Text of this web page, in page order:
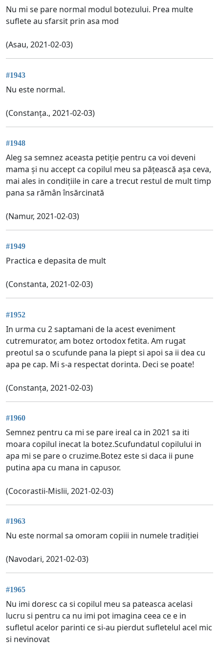
Nu mi se pare normal modul botezului. Prea multe
suflete au sfarsit prin asa mod
(Asau, 2021-02-03)
#1943
Nu este normal.
(Constanța., 2021-02-03)
#1948
Aleg sa semnez aceasta petiție pentru ca voi deveni
mama și nu accept ca copilul meu sa pățească așa ceva,
mai ales in condițiile in care a trecut restul de mult timp
pana sa rămân însărcinată
(Namur, 2021-02-03)
#1949
Practica e depasita de mult
(Constanta, 2021-02-03)
#1952
In urma cu 2 saptamani de la acest eveniment
cutremurator, am botez ortodox fetita. Am rugat
preotul sa o scufunde pana la piept si apoi sa ii dea cu
apa pe cap. Mi s-a respectat dorinta. Deci se poate!
(Constanța, 2021-02-03)
#1960
Semnez pentru ca mi se pare ireal ca in 2021 sa iti
moara copilul inecat la botez.Scufundatul copilului in
apa mi se pare o cruzime.Botez este si daca ii pune
putina apa cu mana in capusor.
(Cocorastii-Mislii, 2021-02-03)
#1963
Nu este normal sa omoram copiii in numele tradiției
(Navodari, 2021-02-03)
#1965
Nu imi doresc ca si copilul meu sa pateasca acelasi
lucru si pentru ca nu imi pot imagina ceea ce e in
sufletul acelor parinti ce si-au pierdut sufletelul acel mic
si nevinovat